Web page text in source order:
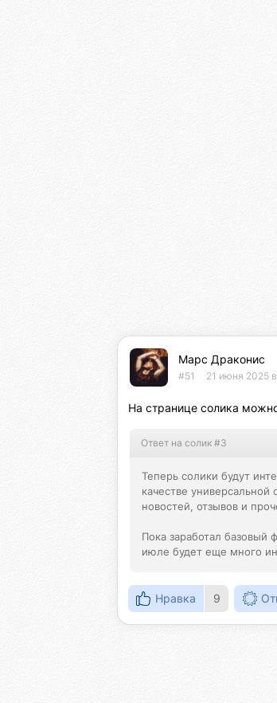
Марс Драконис
#51 21 июня 2025
На странице солика
Ответ на солик #3
Теперь солики будут
качестве
новостей, отзывов и
Пока заработал базовый
июле будет еще много
Нравка 9